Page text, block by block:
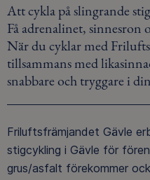
Att cykla på slingrande
Få adrenalinet,
När du cyklar med
tillsammans med
snabbare och tryggare i
Friluftsfrämjandet Gävle
stigcykling i Gävle för
grus/asfalt förekommer